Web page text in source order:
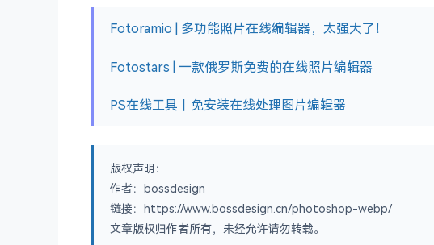
Fotoramio | 多功能照片在线编辑器，太强大了！
Fotostars | 一款俄罗斯免费的在线照片编辑器
PS在线工具｜免安装在线处理图片编辑器
版权声明：
作者：bossdesign
链接：https://www.bossdesign.cn/photoshop-webp/
文章版权归作者所有，未经允许请勿转载。